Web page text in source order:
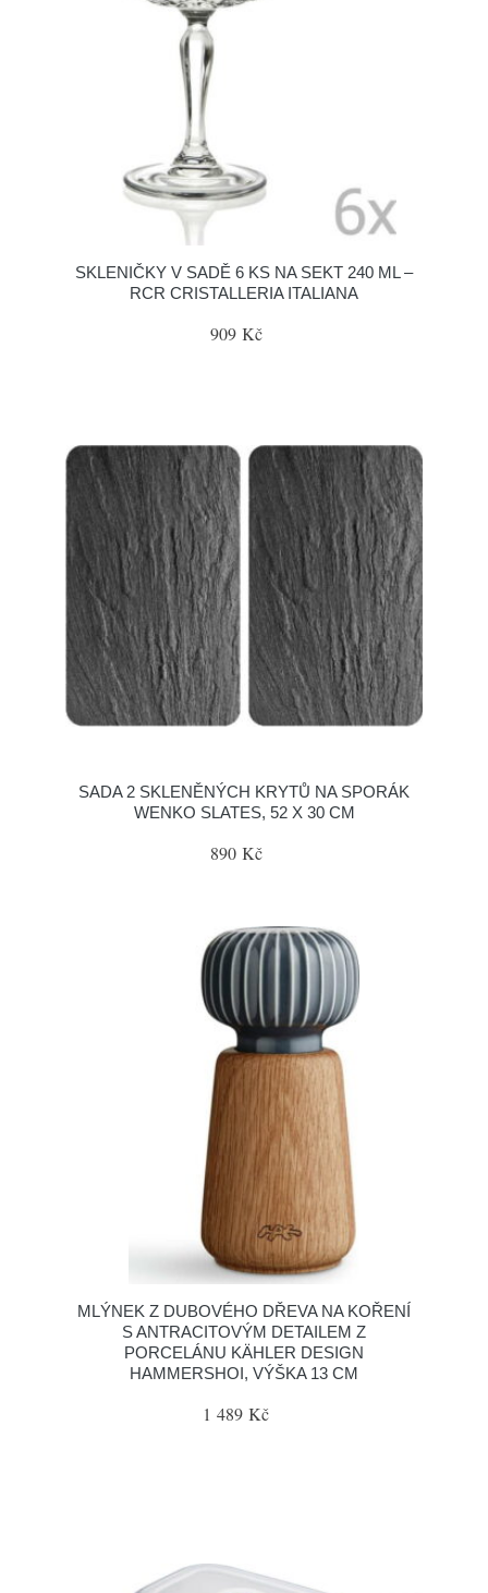
SKLENIČKY V SADĚ 6 KS NA SEKT 240 ML –
RCR CRISTALLERIA ITALIANA
909 Kč
SADA 2 SKLENĚNÝCH KRYTŮ NA SPORÁK
WENKO SLATES, 52 X 30 CM
890 Kč
MLÝNEK Z DUBOVÉHO DŘEVA NA KOŘENÍ
S ANTRACITOVÝM DETAILEM Z
PORCELÁNU KÄHLER DESIGN
HAMMERSHOI, VÝŠKA 13 CM
1 489 Kč